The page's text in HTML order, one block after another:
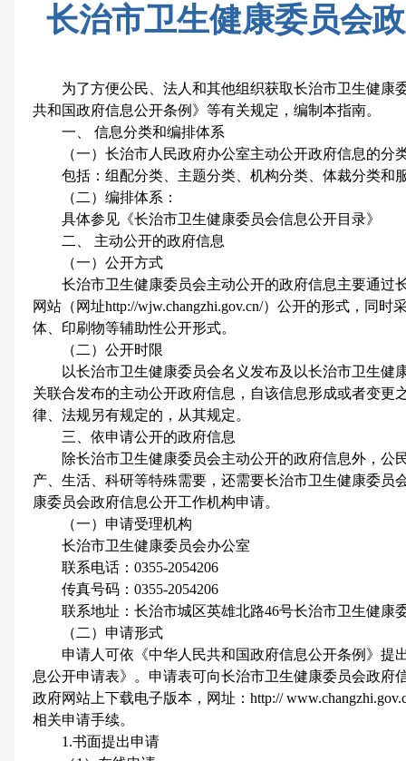
长治市卫生健康委员会
为了方便公民、法人和其他组织获取长治市卫生健康
共和国政府信息公开条例》等有关规定，编制本指南。
一、 信息分类和编排体系
（一）长治市人民政府办公室主动公开政府信息的分
包括：组配分类、主题分类、机构分类、体裁分类和
（二）编排体系：
具体参见《长治市卫生健康委员会信息公开目录》
二、 主动公开的政府信息
（一）公开方式
长治市卫生健康委员会主动公开的政府信息主要通过
网站（网址http://wjw.changzhi.gov.cn/）公开的形式，同
体、印刷物等辅助性公开形式。
（二）公开时限
以长治市卫生健康委员会名义发布及以长治市卫生健
关联合发布的主动公开政府信息，自该信息形成或者变更
律、法规另有规定的，从其规定。
三、依申请公开的政府信息
除长治市卫生健康委员会主动公开的政府信息外，公
产、生活、科研等特殊需要，还需要长治市卫生健康委员
康委员会政府信息公开工作机构申请。
（一）申请受理机构
长治市卫生健康委员会办公室
联系电话：0355-2054206
传真号码：0355-2054206
联系地址：长治市城区英雄北路46号长治市卫生健康委
（二）申请形式
申请人可依《中华人民共和国政府信息公开条例》提
息公开申请表》。申请表可向长治市卫生健康委员会政府
政府网站上下载电子版本，网址：http://
相关申请手续。
1.书面提出申请